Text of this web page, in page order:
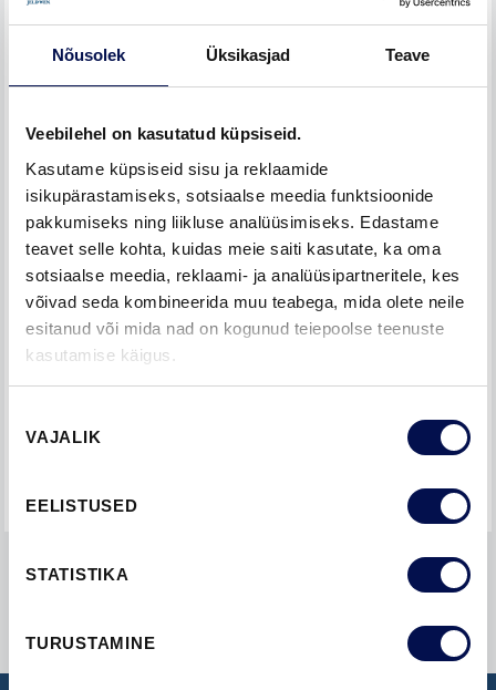
Nõusolek Üksikasjad Teave
Veebilehel on kasutatud küpsiseid.
Kasutame küpsiseid sisu ja reklaamide
isikupärastamiseks, sotsiaalse meedia funktsioonide
pakkumiseks ning liikluse analüüsimiseks. Edastame
teavet selle kohta, kuidas meie saiti kasutate, ka oma
sotsiaalse meedia, reklaami- ja analüüsipartneritele, kes
võivad seda kombineerida muu teabega, mida olete neile
esitanud või mida nad on kogunud teiepoolse teenuste
kasutamise käigus.
valik
VAJALIK
EELISTUSED
STATISTIKA
TURUSTAMINE
TELLIMUSE KINNITUSE NUMBER *
SÕNUM